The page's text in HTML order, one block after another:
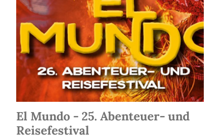
El Mundo - 25. Abenteuer- und
Reisefestival